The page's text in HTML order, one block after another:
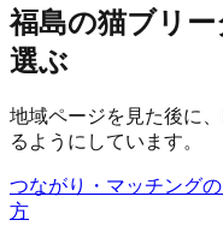
福島の猫ブリ
選ぶ
地域ページを見た後に
るようにしています。
つながり・マッチング
方